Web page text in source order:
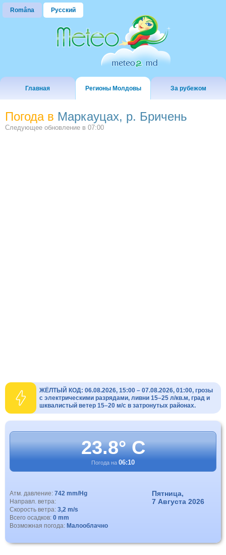
Româna Русский
Главная Регионы Молдовы За рубежом
Погода в Маркауцах, р. Бричень
Следующее обновление в 07:00
ЖЁЛТЫЙ КОД: 06.08.2026, 15:00 – 07.08.2026, 01:00, грозы
с электрическими разрядами, ливни 15–25 л/кв.м, град и
шквалистый ветер 15–20 м/с в затронутых районах.
23.8° C
Погода на 06:10
Атм. давление: 742 mm/Hg
Направл. ветра:
Скорость ветра: 3,2 m/s
Всего осадков: 0 mm
Возможная погода: Малооблачно
Пятница,
7 Августа 2026